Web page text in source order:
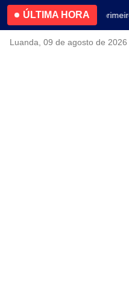
ÚLTIMA HORA
4.2% no
Luanda, 09 de agosto de 2026